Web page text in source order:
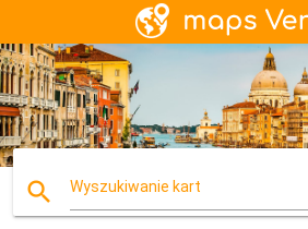
search Wyszukiwanie kart